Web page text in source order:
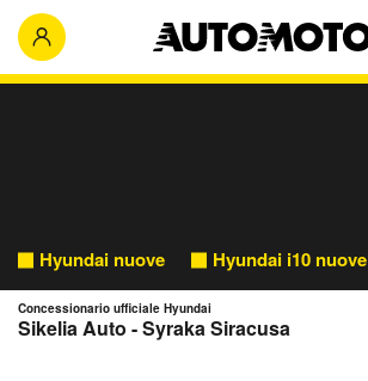
Hyundai nuove Hyundai i10 nuove
Concessionario ufficiale Hyundai
Sikelia Auto - Syraka Siracusa